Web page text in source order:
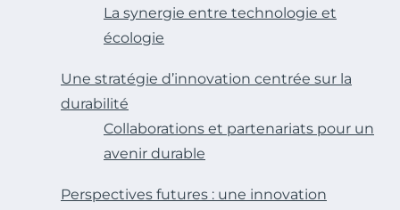
La synergie entre technologie et
écologie
Une stratégie d’innovation centrée sur la
durabilité
Collaborations et partenariats pour un
avenir durable
Perspectives futures : une innovation